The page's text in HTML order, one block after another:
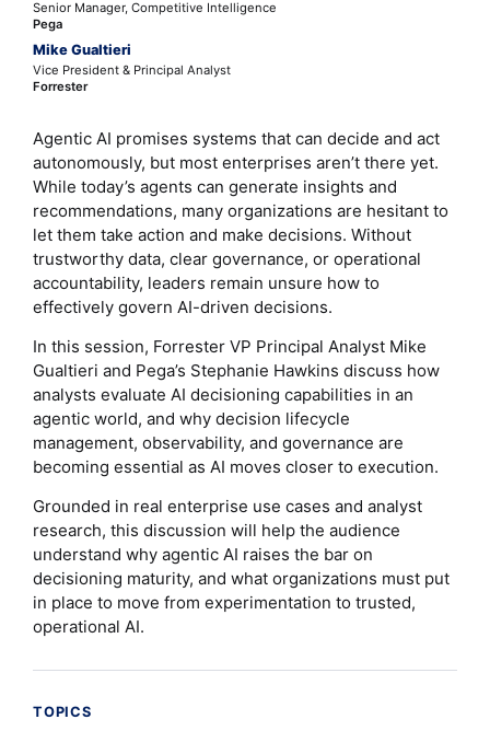
Senior Manager, Competitive Intelligence
Pega
Mike Gualtieri
Vice President & Principal Analyst
Forrester
Agentic AI promises systems that can decide and act
autonomously, but most enterprises aren’t there yet.
While today’s agents can generate insights and
recommendations, many organizations are hesitant to
let them take action and make decisions. Without
trustworthy data, clear governance, or operational
accountability, leaders remain unsure how to
effectively govern AI-driven decisions.
In this session, Forrester VP Principal Analyst Mike
Gualtieri and Pega’s Stephanie Hawkins discuss how
analysts evaluate AI decisioning capabilities in an
agentic world, and why decision lifecycle
management, observability, and governance are
becoming essential as AI moves closer to execution.
Grounded in real enterprise use cases and analyst
research, this discussion will help the audience
understand why agentic AI raises the bar on
decisioning maturity, and what organizations must put
in place to move from experimentation to trusted,
operational AI.
TOPICS